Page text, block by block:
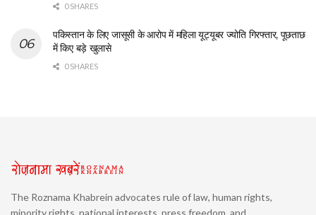
0 SHARES
पकिस्तान के लिए जासूसी के आरोप में महिला यूट्यूबर ज्योति गिरफ्तार, पूछताछ
में किए बड़े खुलासे
0 SHARES
The Roznama Khabrein advocates rule of law, human rights,
minority rights, national interests, press freedom, and